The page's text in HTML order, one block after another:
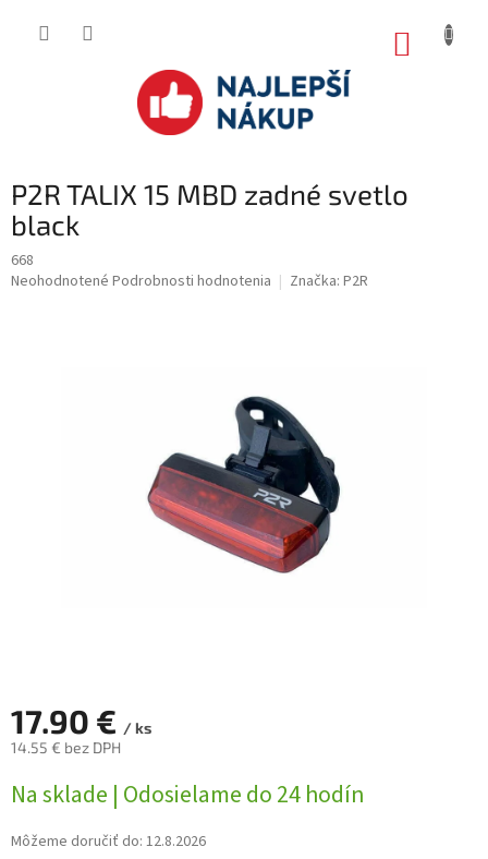
P2R TALIX 15 MBD zadné svetlo
black
668
Priemerné
Neohodnotené Podrobnosti hodnotenia Značka: P2R
17.90 € / ks
14.55 € bez DPH
cena:
Na sklade | Odosielame do 24 hodín
Môžeme doručiť do: 12.8.2026